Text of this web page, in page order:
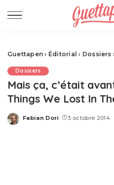
Guettapen › Éditorial › Dossiers
Dossiers
Mais ça, c’était
Things We Lost In
Posted
Fabian Dori 3 octobre 2014